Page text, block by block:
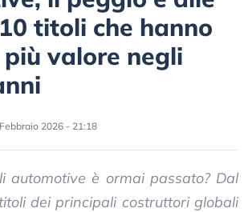
titoli che hanno
valore negli
2026 - 21:18
automotive è ormai passato? Dal
dei principali costruttori globali